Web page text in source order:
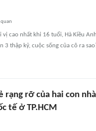
quan
vị cao nhất khi 16 tuổi, Hà Kiều
3 thập kỷ, cuộc sống của cô ra
rạng rỡ của hai con
tế ở TP.HCM